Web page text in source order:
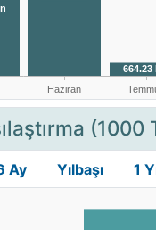
(1000
Ay Yılbaşı 1